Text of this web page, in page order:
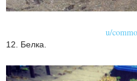
u/
12. Белка.